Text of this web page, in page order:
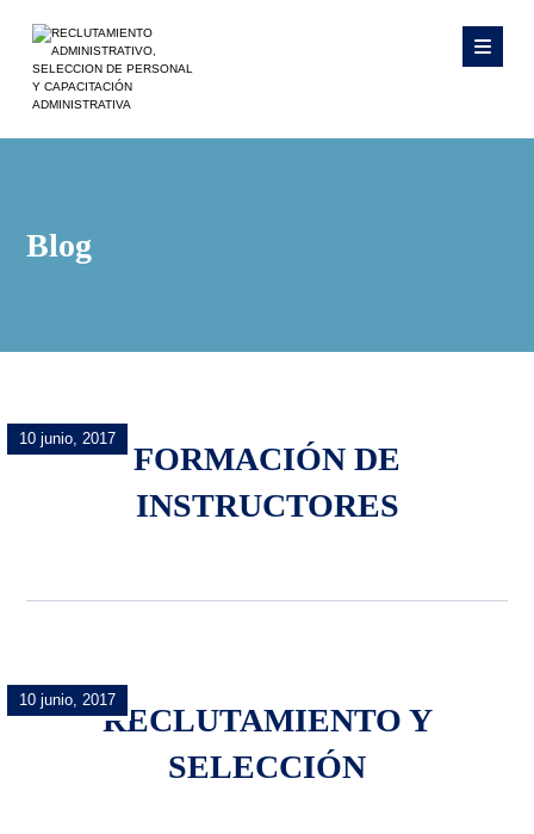
Blog
FORMACIÓN DE
INSTRUCTORES
10 junio, 2017
RECLUTAMIENTO Y
SELECCIÓN
10 junio, 2017